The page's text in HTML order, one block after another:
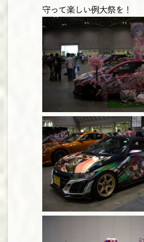
守って楽しい例大祭を！